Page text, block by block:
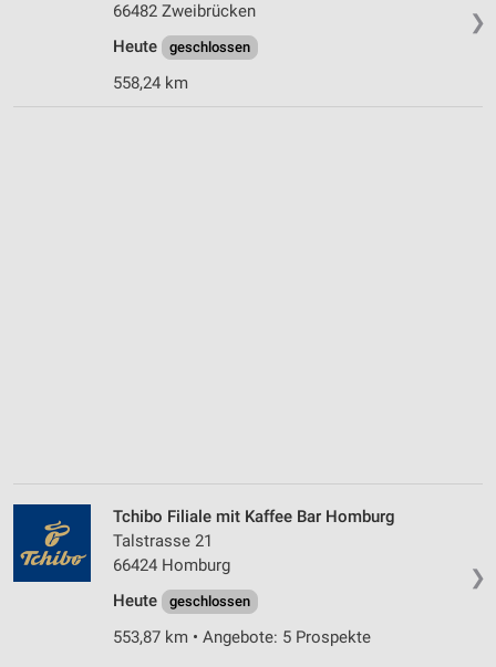
❯
66482 Zweibrücken
Heute
geschlossen
558,24 km
❯
Tchibo Filiale mit Kaffee Bar Homburg
Talstrasse 21
66424 Homburg
Heute
geschlossen
553,87 km • Angebote: 5 Prospekte